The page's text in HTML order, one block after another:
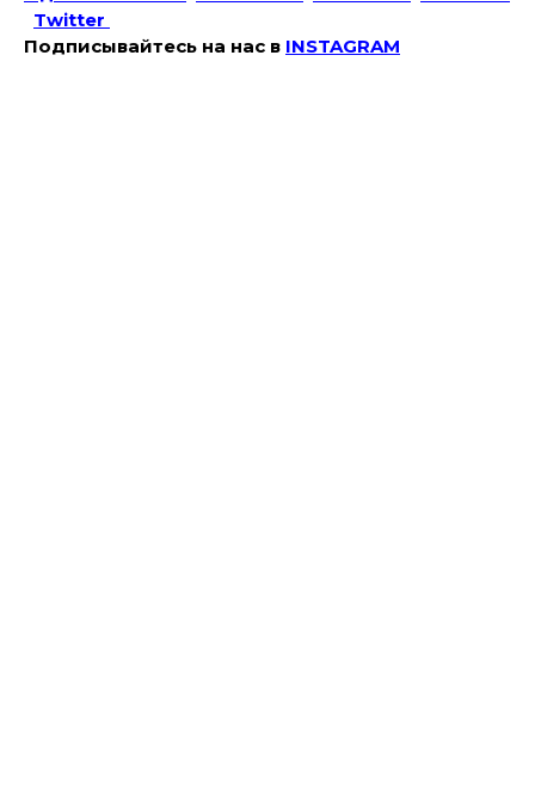
Twitter
Подписывайтесь на наc в INSTAGRAM